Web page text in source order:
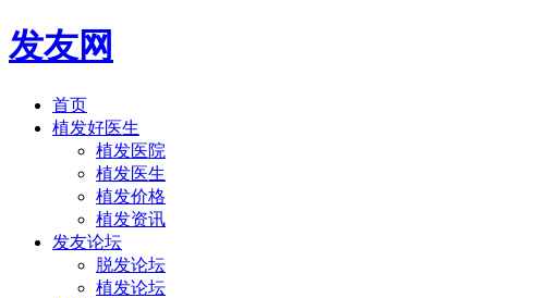
发友网
首页
植发好医生
植发医院
植发医生
植发价格
植发资讯
发友论坛
脱发论坛
植发论坛